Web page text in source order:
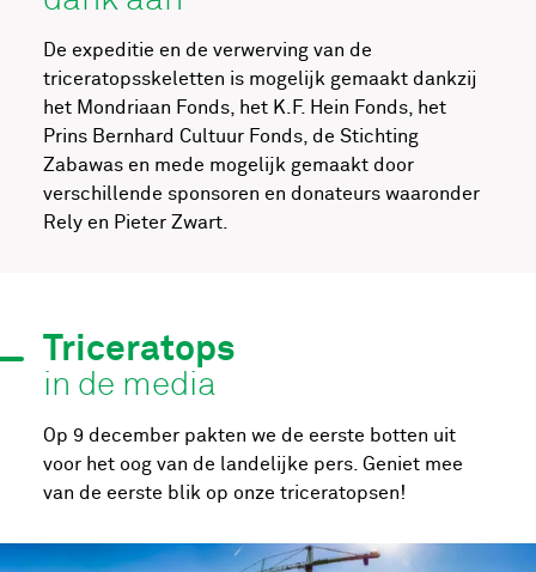
De expeditie en de verwerving van de
triceratopsskeletten is mogelijk gemaakt dankzij
het Mondriaan Fonds, het K.F. Hein Fonds, het
Prins Bernhard Cultuur Fonds, de Stichting
Zabawas en mede mogelijk gemaakt door
verschillende sponsoren en donateurs waaronder
Rely en Pieter Zwart.
Triceratops
in de media
Op 9 december pakten we de eerste botten uit
voor het oog van de landelijke pers. Geniet mee
van de eerste blik op onze triceratopsen!